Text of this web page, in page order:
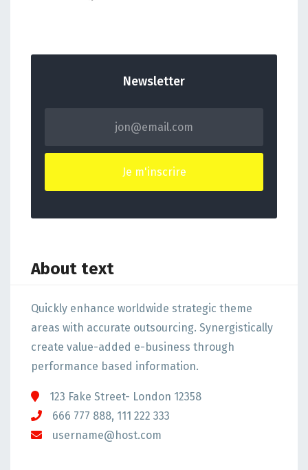
Newsletter
About text
Quickly enhance worldwide strategic theme
areas with accurate outsourcing. Synergistically
create value-added e-business through
performance based information.
123 Fake Street- London 12358
666 777 888, 111 222 333
username@host.com